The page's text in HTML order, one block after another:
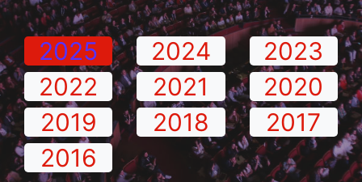
2025 2024
2023
2022
2021
2020
2019
2018
2017
2016